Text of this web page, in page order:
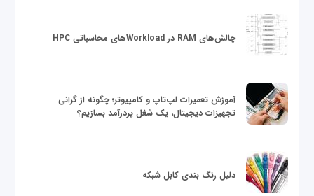
چالش‌های RAM در Workloadهای محاسباتی HPC
آموزش تعمیرات لپ‌تاپ و کامپیوتر؛ چگونه از گرانی
تجهیزات دیجیتال، یک شغل پردرآمد بسازیم؟
دلیل رنگ بندی کابل شبکه